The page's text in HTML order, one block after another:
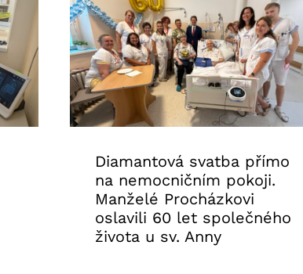
Diamantová svatba přímo
na nemocničním pokoji.
Manželé Procházkovi
oslavili 60 let společného
života u sv. Anny